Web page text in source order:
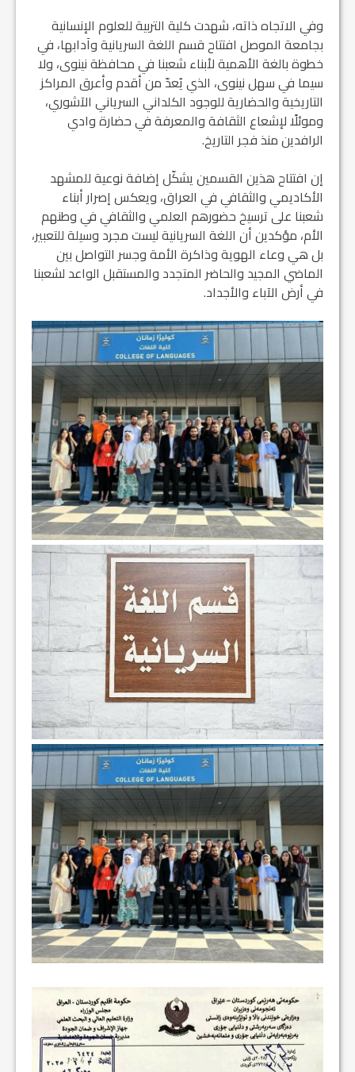
وفي الاتجاه ذاته، شهدت كلية التربية للعلوم الإنسانية
بجامعة الموصل افتتاح قسم اللغة السريانية وآدابها، في
خطوة بالغة الأهمية لأبناء شعبنا في محافظة نينوى، ولا
سيما في سهل نينوى، الذي يُعدّ من أقدم وأعرق المراكز
التاريخية والحضارية للوجود الكلداني السرياني الآشوري،
وموئلًا لإشعاع الثقافة والمعرفة في حضارة وادي
الرافدين منذ فجر التاريخ.
إن افتتاح هذين القسمين يشكّل إضافة نوعية للمشهد
الأكاديمي والثقافي في العراق، ويعكس إصرار أبناء
شعبنا على ترسيخ حضورهم العلمي والثقافي في وطنهم
الأم، مؤكدين أن اللغة السريانية ليست مجرد وسيلة للتعبير،
بل هي وعاء الهوية وذاكرة الأمة وجسر التواصل بين
الماضي المجيد والحاضر المتجدد والمستقبل الواعد لشعبنا
في أرض الآباء والأجداد.